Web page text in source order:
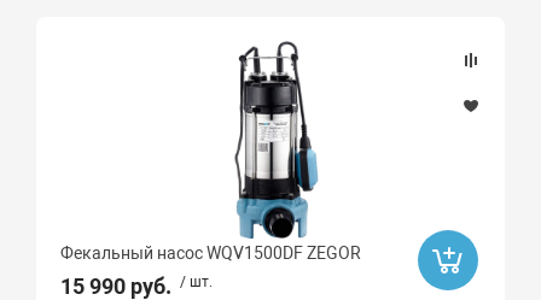
Фекальный насос WQV1500DF ZEGOR
15 990 руб. / шт.